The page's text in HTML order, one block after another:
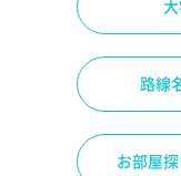
路線
お部屋